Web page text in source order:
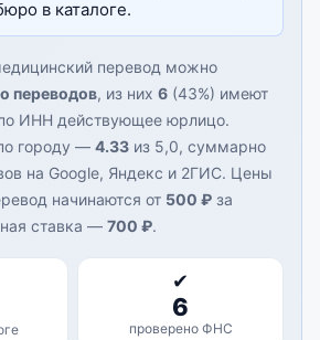
в каталоге.
перевод можно
переводов, из них 6 (43%) имеют
ИНН действующее юрлицо.
городу — 4.33 из 5,0, суммарно
на Google, Яндекс и 2ГИС. Цены
начинаются от 500 ₽ за
ставка — 700 ₽.
✔
6
проверено ФНС